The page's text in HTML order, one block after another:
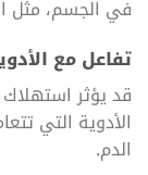
في الجسم، مثل
تفاعل مع
قد يؤثر
الأدوية التي
الدم.